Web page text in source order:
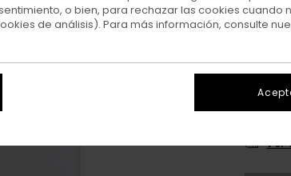
Ver
o bien, para rechazar las cookies cuando
de análisis). Para más información, consulte